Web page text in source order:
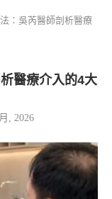
：吳芮醫師剖析醫療
醫療介入的4大
, 2026